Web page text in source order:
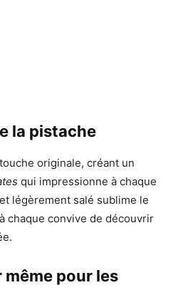
la pistache
originale, créant un
qui impressionne à chaque
légèrement salé sublime le
chaque convive de découvrir
même pour les